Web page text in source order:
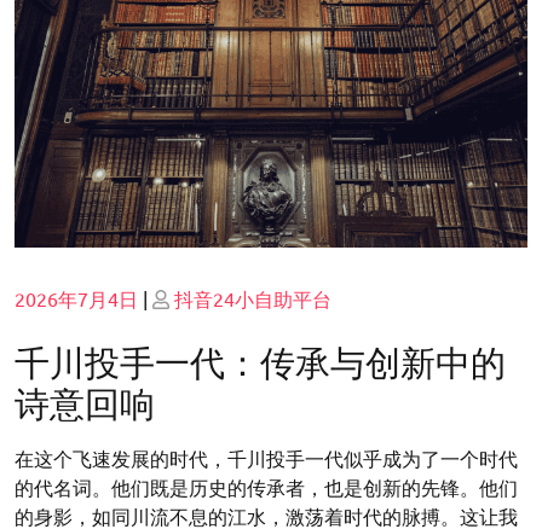
Posted
2026年7月4日 | Posted
抖音24小自助平台
千川投手一代：传承与创新中的
诗意回响
在这个飞速发展的时代，千川投手一代似乎成为了一个时代
的代名词。他们既是历史的传承者，也是创新的先锋。他们
的身影，如同川流不息的江水，激荡着时代的脉搏。这让我